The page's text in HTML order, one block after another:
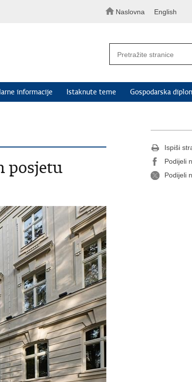
Naslovna English
informacije Istaknute teme Gospodarska
posjetu
Ispiši
Podijeli
Podijeli